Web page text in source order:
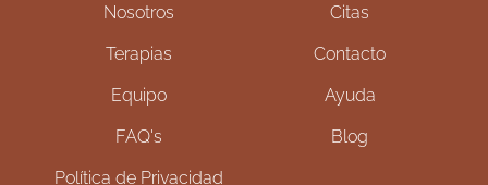
Nosotros
Terapias
Equipo
FAQ's
Política de Privacidad
Citas
Contacto
Ayuda
Blog